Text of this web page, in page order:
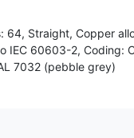
64, Straight, Copper
IEC 60603-2, Coding:
7032 (pebble grey)